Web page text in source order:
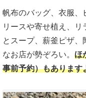
帆布のバッグ、衣服、
リースや寄せ植え、
とスープ、薪釜ピザ
なお店が勢ぞろい。 ほ
事前予約）もあります